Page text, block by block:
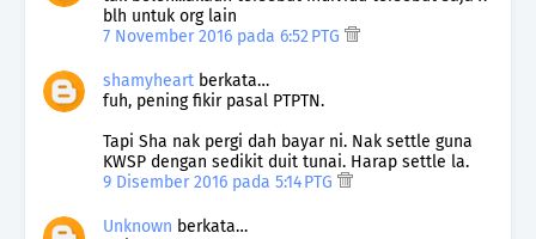
blh untuk org lain
7 November 2016 pada 6:52 PTG
shamyheart berkata…
fuh, pening fikir pasal PTPTN.
Tapi Sha nak pergi dah bayar ni. Nak settle guna
KWSP dengan sedikit duit tunai. Harap settle la.
9 Disember 2016 pada 5:14 PTG
Unknown berkata…